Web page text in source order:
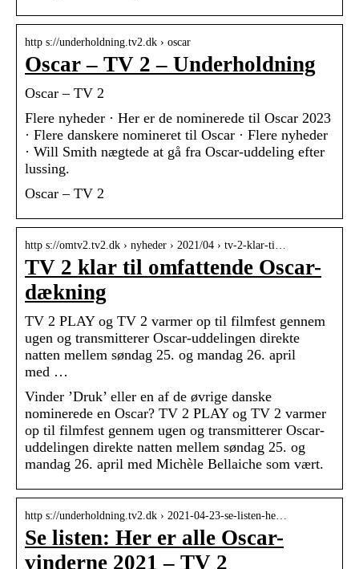
http s://underholdning.tv2.dk › oscar
Oscar – TV 2 – Underholdning
Oscar – TV 2
Flere nyheder · Her er de nominerede til Oscar 2023
· Flere danskere nomineret til Oscar · Flere nyheder
· Will Smith nægtede at gå fra Oscar-uddeling efter
lussing.
Oscar – TV 2
http s://omtv2.tv2.dk › nyheder › 2021/04 › tv-2-klar-ti…
TV 2 klar til omfattende Oscar-
dækning
TV 2 PLAY og TV 2 varmer op til filmfest gennem
ugen og transmitterer Oscar-uddelingen direkte
natten mellem søndag 25. og mandag 26. april
med …
Vinder ’Druk’ eller en af de øvrige danske
nominerede en Oscar? TV 2 PLAY og TV 2 varmer
op til filmfest gennem ugen og transmitterer Oscar-
uddelingen direkte natten mellem søndag 25. og
mandag 26. april med Michèle Bellaiche som vært.
http s://underholdning.tv2.dk › 2021-04-23-se-listen-he…
Se listen: Her er alle Oscar-
vinderne 2021 – TV 2